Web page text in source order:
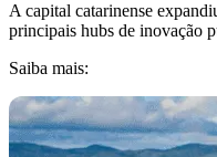
A capital catarinense
principais hubs de inovação
Saiba mais: